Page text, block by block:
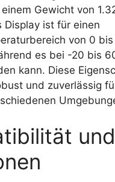
Gewicht von
Display ist für einen
von 0 bis
es bei -20 bis
kann. Diese
und zuverlässig
und